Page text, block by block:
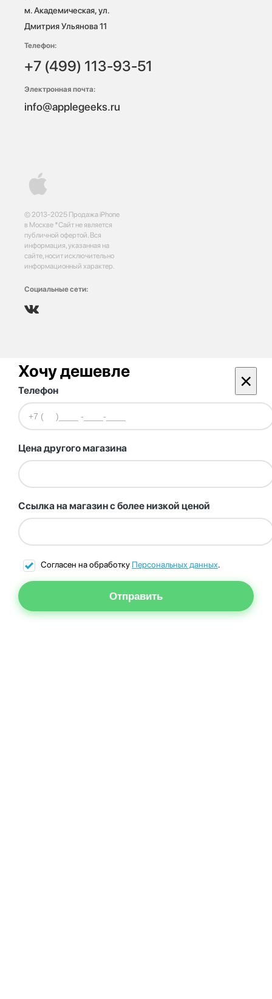
© 2013-2025 Продажа iPhone
в Москве *Сайт не является
публичной офертой. Вся
информация, указанная на
сайте, носит исключительно
информационный характер.
Социальные сети:
м. Академическая, ул.
Дмитрия Ульянова 11
Телефон:
+7 (499) 113-93-51
Электронная почта:
info@applegeeks.ru
Хочу дешевле ×
Телефон
Цена другого магазина
Ссылка на магазин с более низкой ценой
Согласен на обработку Персональных данных.
Отправить